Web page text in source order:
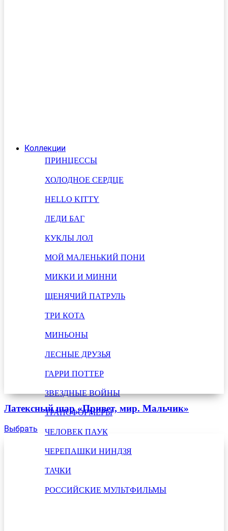
Коллекции
ПРИНЦЕССЫ
ХОЛОДНОЕ СЕРДЦЕ
HELLO KITTY
ЛЕДИ БАГ
КУКЛЫ ЛОЛ
МОЙ МАЛЕНЬКИЙ ПОНИ
МИККИ И МИННИ
ЩЕНЯЧИЙ ПАТРУЛЬ
ТРИ КОТА
МИНЬОНЫ
ЛЕСНЫЕ ДРУЗЬЯ
ГАРРИ ПОТТЕР
ЗВЕЗДНЫЕ ВОЙНЫ
ТРАНСФОРМЕРЫ
ЧЕЛОВЕК ПАУК
ЧЕРЕПАШКИ НИНДЗЯ
ТАЧКИ
РОССИЙСКИЕ МУЛЬТФИЛЬМЫ
Латексный шар «Привет, мир. Мальчик»
Выбрать